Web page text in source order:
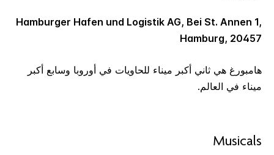
Hamburger Hafen und Logistik AG, Bei St. Annen 1,
Hamburg, 20457
هامبورغ هي ثاني أكبر ميناء للحاويات في أوروبا وسابع أكبر
ميناء في العالم.
Musicals